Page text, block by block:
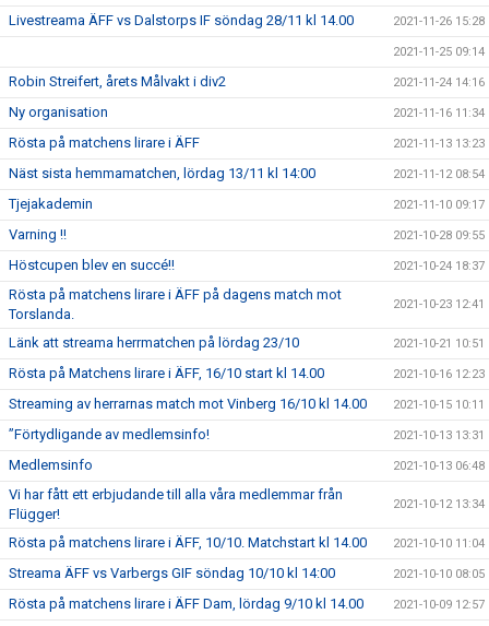
Livestreama ÄFF vs Dalstorps IF söndag 28/11 kl 14.00 2021-11-26 15:28
2021-11-25 09:14
Robin Streifert, årets Målvakt i div2 2021-11-24 14:16
Ny organisation 2021-11-16 11:34
Rösta på matchens lirare i ÄFF 2021-11-13 13:23
Näst sista hemmamatchen, lördag 13/11 kl 14:00 2021-11-12 08:54
Tjejakademin 2021-11-10 09:17
Varning !! 2021-10-28 09:55
Höstcupen blev en succé!! 2021-10-24 18:37
Rösta på matchens lirare i ÄFF på dagens match mot
Torslanda.
2021-10-23 12:41
Länk att streama herrmatchen på lördag 23/10 2021-10-21 10:51
Rösta på Matchens lirare i ÄFF, 16/10 start kl 14.00 2021-10-16 12:23
Streaming av herrarnas match mot Vinberg 16/10 kl 14.00 2021-10-15 10:11
”Förtydligande av medlemsinfo! 2021-10-13 13:31
Medlemsinfo 2021-10-13 06:48
Vi har fått ett erbjudande till alla våra medlemmar från
Flügger!
2021-10-12 13:34
Rösta på matchens lirare i ÄFF, 10/10. Matchstart kl 14.00 2021-10-10 11:04
Streama ÄFF vs Varbergs GIF söndag 10/10 kl 14:00 2021-10-10 08:05
Rösta på matchens lirare i ÄFF Dam, lördag 9/10 kl 14.00 2021-10-09 12:57